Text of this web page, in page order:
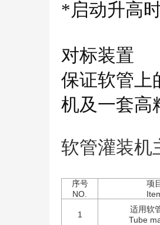
*启动升高
对标装置
保证软管上
机及一套高
软管灌装机
序号
NO.
项
1
适用软
Tube